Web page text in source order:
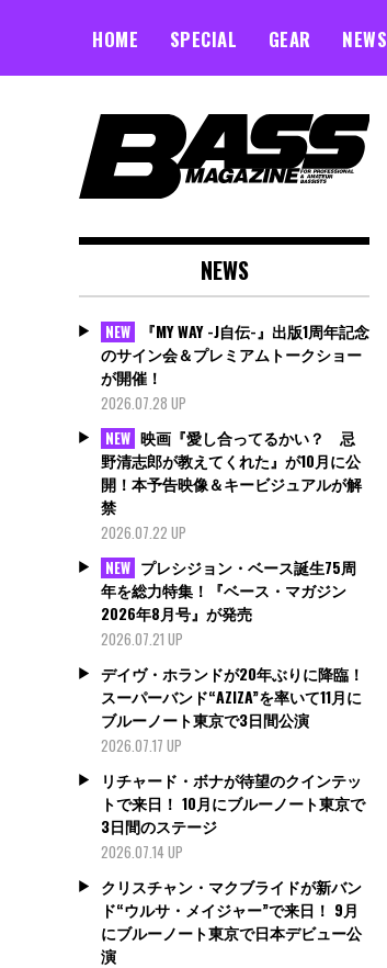
HOME SPECIAL GEAR NEWS
NEWS
NEW
『MY WAY -J自伝-』出版1周年記念
のサイン会＆プレミアムトークショー
が開催！
2026.07.28 UP
NEW 映画『愛し合ってるかい？ 忌
野清志郎が教えてくれた』が10月に公
開！本予告映像＆キービジュアルが解
禁
2026.07.22 UP
NEW プレシジョン・ベース誕生75周
年を総力特集！『ベース・マガジン
2026年8月号』が発売
2026.07.21 UP
デイヴ・ホランドが20年ぶりに降臨！
スーパーバンド“AZIZA”を率いて11月に
ブルーノート東京で3日間公演
2026.07.17 UP
リチャード・ボナが待望のクインテッ
トで来日！ 10月にブルーノート東京で
3日間のステージ
2026.07.14 UP
クリスチャン・マクブライドが新バン
ド“ウルサ・メイジャー”で来日！ 9月
にブルーノート東京で日本デビュー公
演